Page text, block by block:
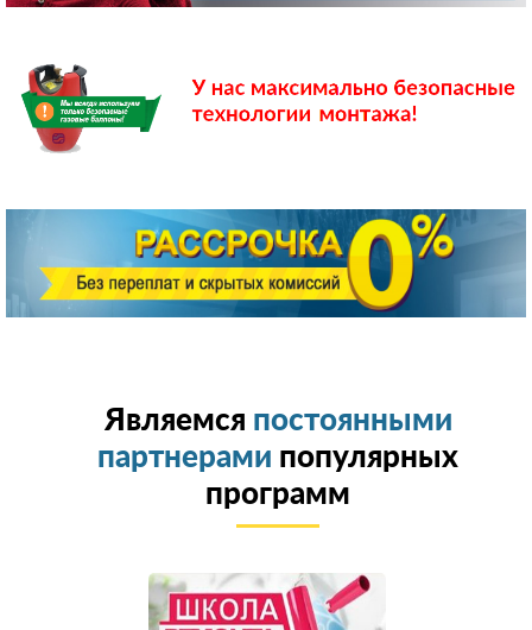
Являемся постоянными
партнерами популярных
программ